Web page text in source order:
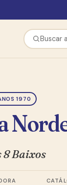
1970
8 Baixos